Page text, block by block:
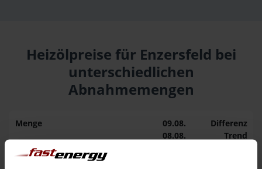
Heizölpreise für Enzersfeld bei
unterschiedlichen
Abnahmemengen
Menge
09.08.
08.08.
Differenz
Trend
1.000 Liter